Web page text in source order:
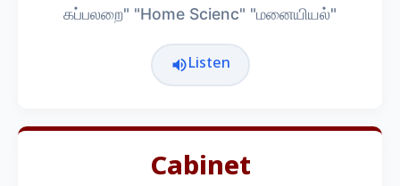
கப்பலறை" "Home Scienc" "மனையியல்"
Listen
Cabinet